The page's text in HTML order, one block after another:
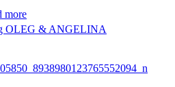
more
OLEG & ANGELINA